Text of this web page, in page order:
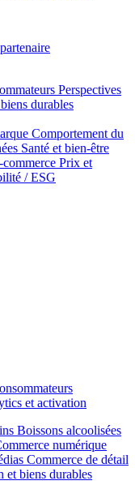
Perspectives
durables
Comportement du
Santé et bien‑être
Prix et
/ ESG
et activation
Boissons alcoolisées
numérique
Commerce de détail
et biens durables